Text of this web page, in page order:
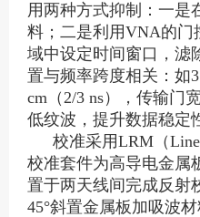
用两种方式抑制：一是
料；二是利用VNA的门
域中设定时间窗口，滤
置与频率跨度相关：如
cm（2/3 ns），传输门
低纹波，提升数据稳定
校准采用LRM（
校准套件为高导电金属
置于两天线间完成反射
45°斜置金属板加吸波